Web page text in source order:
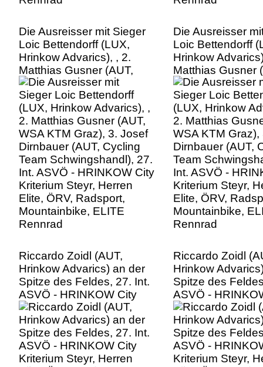
Die Ausreisser mit Sieger
Loic Bettendorff (LUX,
Hrinkow Advarics), , 2.
Matthias Gusner (AUT,
WSA KTM Graz), 3. Josef
Dirnbauer (AUT, Cycling
Team Schwingshandl), 27.
Int. ASVÖ - HRINKOW City
Kriterium Steyr, Herren
Elite, ÖRV, Radsport,
Mountainbike, ELITE
Rennrad
Die Ausreisser
Loic Bettendorff
Hrinkow
Matthias Gusner
WSA KTM Graz),
Dirnbauer (AUT,
Team
Int. ASVÖ -
Kriterium Steyr,
Elite, ÖRV,
Mountainbike,
Rennrad
Riccardo Zoidl (AUT,
Hrinkow Advarics) an der
Spitze des Feldes, 27. Int.
ASVÖ - HRINKOW City
Kriterium Steyr, Herren
Elite, ÖRV, Radsport,
Mountainbike, ELITE
Rennrad
Riccardo Zoidl
Hrinkow
Spitze des
ASVÖ -
Kriterium Steyr,
Elite, ÖRV,
Mountainbike,
Rennrad